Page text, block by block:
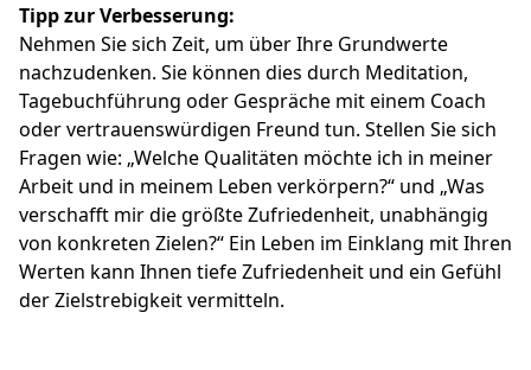
Tipp zur Verbesserung:
Nehmen Sie sich Zeit, um über Ihre Grundwerte
nachzudenken. Sie können dies durch Meditation,
Tagebuchführung oder Gespräche mit einem Coach
oder vertrauenswürdigen Freund tun. Stellen Sie sich
Fragen wie: „Welche Qualitäten möchte ich in meiner
Arbeit und in meinem Leben verkörpern?“ und „Was
verschafft mir die größte Zufriedenheit, unabhängig
von konkreten Zielen?“ Ein Leben im Einklang mit Ihren
Werten kann Ihnen tiefe Zufriedenheit und ein Gefühl
der Zielstrebigkeit vermitteln.